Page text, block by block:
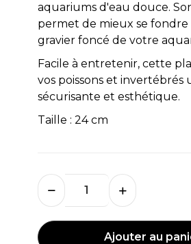
aquariums d'eau douce.
permet de mieux se fondre
gravier foncé de votre
Facile à entretenir, cette
vos poissons et invertébrés
sécurisante et esthétique.
Taille : 24 cm
Ajouter au